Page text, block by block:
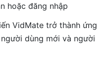
hoặc đăng nhập
VidMate trở thành ứng
dùng mới và người